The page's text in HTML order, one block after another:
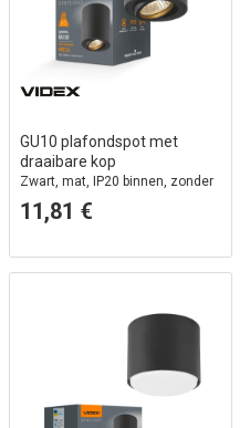
GU10 plafondspot met
draaibare kop
Zwart, mat, IP20 binnen, zonder
lichtbron
11,81 €